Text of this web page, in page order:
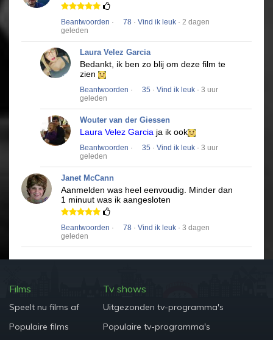
Beantwoorden · 78 · Vind ik leuk · 2 dagen
geleden
Laura Velez Garcia
Bedankt, ik ben zo blij om deze film te
zien
Beantwoorden · 35 · Vind ik leuk · 3 uur
geleden
Wouter van der Giessen
Laura Velez Garcia ja ik ook
Beantwoorden · 35 · Vind ik leuk · 3 uur
geleden
Janet McCann
Aanmelden was heel eenvoudig. Minder dan
1 minuut was ik aangesloten
Beantwoorden · 78 · Vind ik leuk · 3 dagen
geleden
Films
Speelt nu films af
Populaire films
Tv shows
Uitgezonden tv-programma's
Populaire tv-programma's